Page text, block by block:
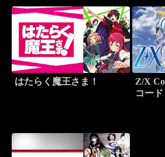
はたらく魔王さま！
Z/X
コー